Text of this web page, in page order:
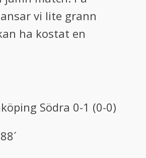
vi lite grann
ha kostat en
Södra 0-1 (0-0)